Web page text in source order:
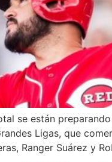
se están
Ligas, que
Ranger Suárez y